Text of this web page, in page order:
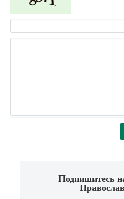
Подпишитесь